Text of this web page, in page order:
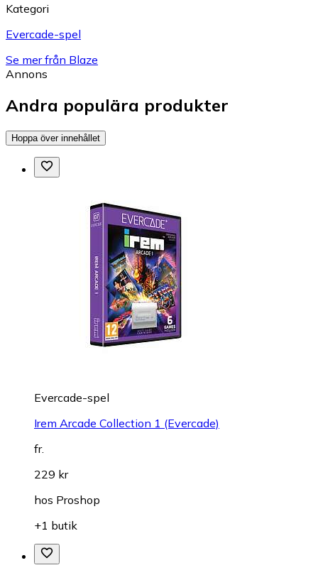
Kategori
Evercade-spel
Se mer från Blaze
Annons
Andra populära produkter
Hoppa över innehållet
Evercade-spel
Irem Arcade Collection 1 (Evercade)
fr.
229 kr
hos Proshop
+1 butik